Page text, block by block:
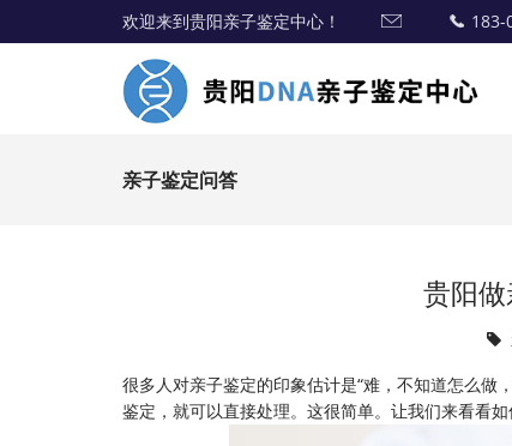
欢迎来到贵阳亲子鉴定中心！ 183-
亲子鉴定问答
贵阳
很多人对亲子鉴定的印象估计是“难，不知道怎么做
鉴定，就可以直接处理。这很简单。让我们来看看如